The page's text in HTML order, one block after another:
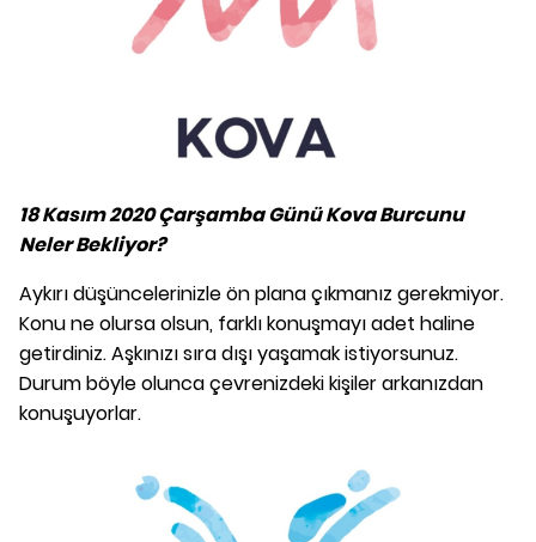
18 Kasım 2020 Çarşamba Günü Kova Burcunu
Neler Bekliyor?
Aykırı düşüncelerinizle ön plana çıkmanız gerekmiyor.
Konu ne olursa olsun, farklı konuşmayı adet haline
getirdiniz. Aşkınızı sıra dışı yaşamak istiyorsunuz.
Durum böyle olunca çevrenizdeki kişiler arkanızdan
konuşuyorlar.